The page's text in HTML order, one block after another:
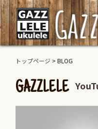
トップページ > BLOG
GAZZLELE